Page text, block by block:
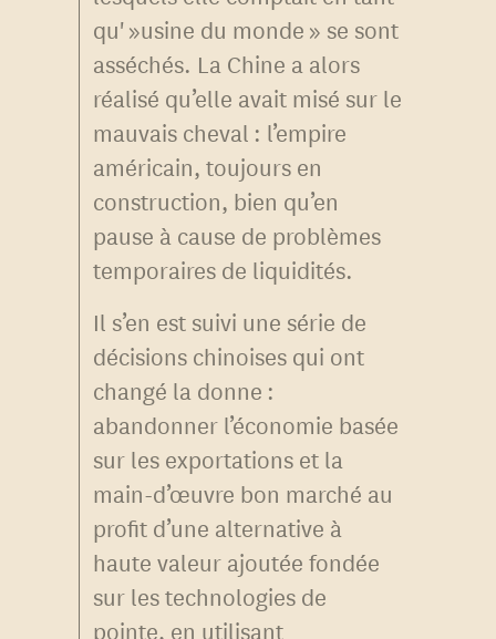
qu' »usine du monde » se sont
asséchés. La Chine a alors
réalisé qu’elle avait misé sur le
mauvais cheval : l’empire
américain, toujours en
construction, bien qu’en
pause à cause de problèmes
temporaires de liquidités.
Il s’en est suivi une série de
décisions chinoises qui ont
changé la donne :
abandonner l’économie basée
sur les exportations et la
main-d’œuvre bon marché au
profit d’une alternative à
haute valeur ajoutée fondée
sur les technologies de
pointe, en utilisant